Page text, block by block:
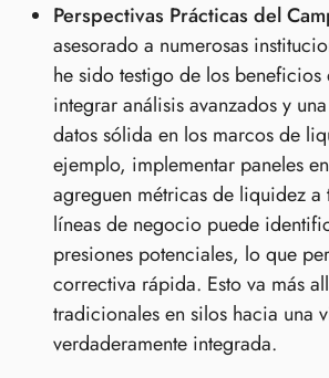
Perspectivas Prácticas del
asesorado a numerosas
he sido testigo de los
integrar análisis avanzados y
datos sólida en los marcos de
ejemplo, implementar paneles
agreguen métricas de liquidez a
líneas de negocio puede
presiones potenciales, lo que
correctiva rápida. Esto va más
tradicionales en silos hacia una
verdaderamente integrada.